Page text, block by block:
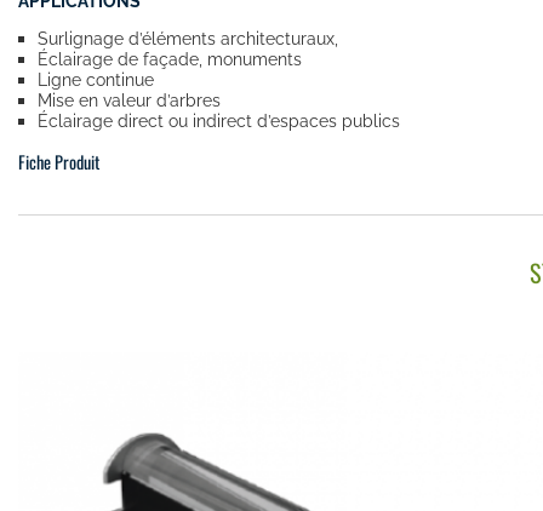
Surlignage d’éléments architecturaux,
Éclairage de façade, monuments
Ligne continue
Mise en valeur d’arbres
Éclairage direct ou indirect d’espaces publics
Fiche Produit